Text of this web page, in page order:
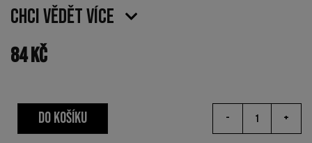
Chci vědět více
84Kč
- +
DO KOŠÍKU